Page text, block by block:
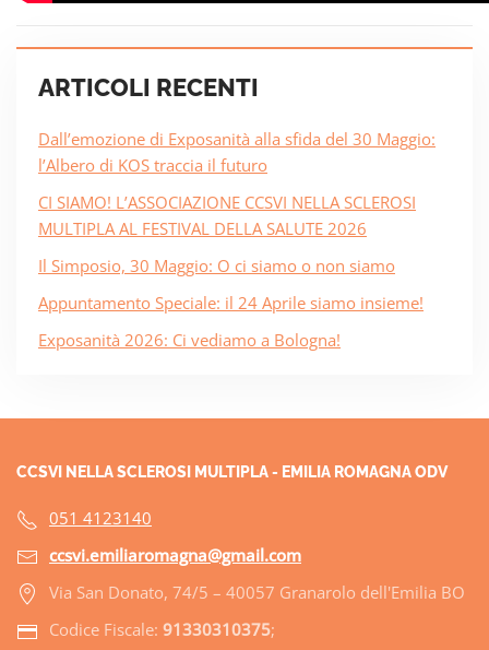
ARTICOLI RECENTI
Dall’emozione di Exposanità alla sfida del 30 Maggio:
l’Albero di KOS traccia il futuro
CI SIAMO! L’ASSOCIAZIONE CCSVI NELLA SCLEROSI
MULTIPLA AL FESTIVAL DELLA SALUTE 2026
Il Simposio, 30 Maggio: O ci siamo o non siamo
Appuntamento Speciale: il 24 Aprile siamo insieme!
Exposanità 2026: Ci vediamo a Bologna!
CCSVI NELLA SCLEROSI MULTIPLA - EMILIA ROMAGNA ODV
051 4123140
ccsvi.emiliaromagna@gmail.com
Via San Donato, 74/5 – 40057 Granarolo dell'Emilia BO
Codice Fiscale: 91330310375;